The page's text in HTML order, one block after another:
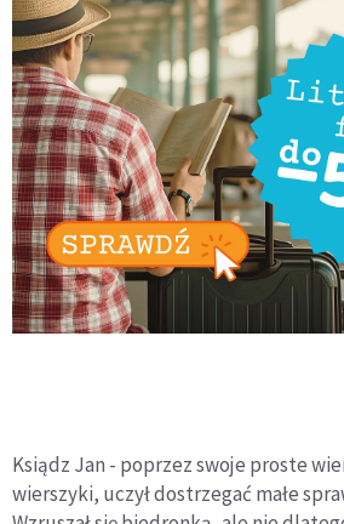
Ksiądz Jan - poprzez swoje proste
wierszyki, uczył dostrzegać małe